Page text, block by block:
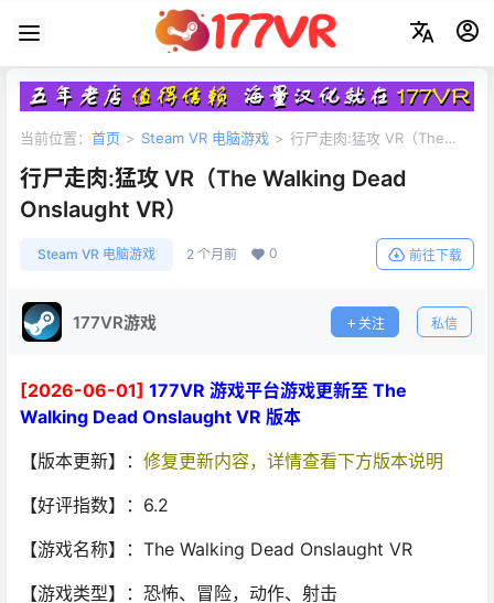
当前位置： 首页 > Steam VR 电脑游戏 > 行尸走肉:猛攻 VR（The
行尸走肉:猛攻 VR（The Walking Dead
Onslaught VR）
Steam VR 电脑游戏 2 个月前 0 前往下载
177VR游戏 关注 私信
[2026-06-01] 177VR 游戏平台游戏更新至 The
Walking Dead Onslaught VR 版本
【版本更新】： 修复更新内容，详情查看下方版本说明
【好评指数】：6.2
【游戏名称】：The Walking Dead Onslaught VR
【游戏类型】：恐怖、冒险，动作、射击